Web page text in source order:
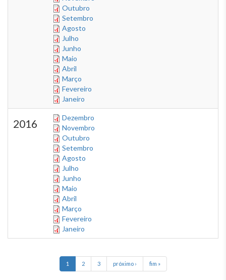
Outubro
Setembro
Agosto
Julho
Junho
Maio
Abril
Março
Fevereiro
Janeiro
2016
Dezembro
Novembro
Outubro
Setembro
Agosto
Julho
Junho
Maio
Abril
Março
Fevereiro
Janeiro
1 2 3 próximo › fim »